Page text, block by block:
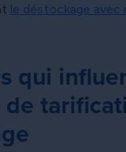
le déstockage
qui